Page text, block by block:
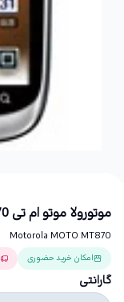
موتورولا موتو ام تی 870
Motorola MOTO MT870
امکان خرید حضوری
گارانتی